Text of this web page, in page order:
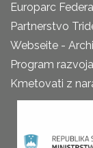
Europarc
Partnerstvo
Webseite -
Program
Kmetovati z